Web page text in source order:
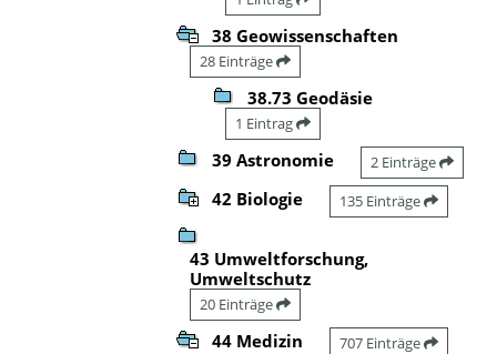
38 Geowissenschaften
28 Einträge
38.73 Geodäsie
1 Eintrag
39 Astronomie 2 Einträge
42 Biologie 135 Einträge
43 Umweltforschung,
Umweltschutz
20 Einträge
44 Medizin 707 Einträge